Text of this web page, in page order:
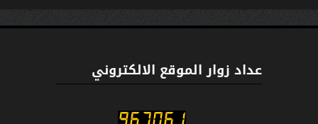
عداد زوار الموقع الالكتروني